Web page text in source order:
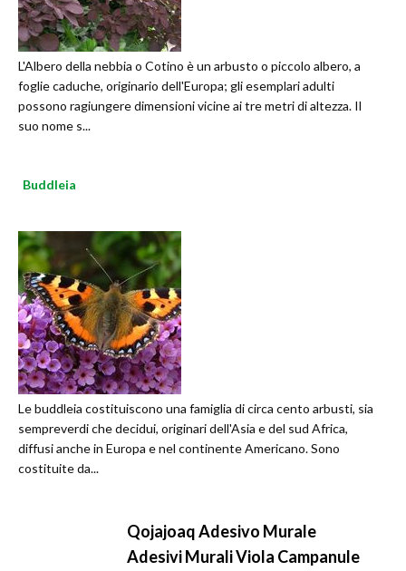
L'Albero della nebbia o Cotino è un arbusto o piccolo albero, a
foglie caduche, originario dell'Europa; gli esemplari adulti
possono ragiungere dimensioni vicine ai tre metri di altezza. Il
suo nome s...
Buddleia
Le buddleia costituiscono una famiglia di circa cento arbusti, sia
sempreverdi che decidui, originari dell'Asia e del sud Africa,
diffusi anche in Europa e nel continente Americano. Sono
costituite da...
Qojajoaq Adesivo Murale
Adesivi Murali Viola Campanule